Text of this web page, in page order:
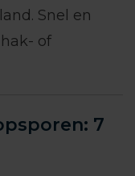
Snel en
of
7